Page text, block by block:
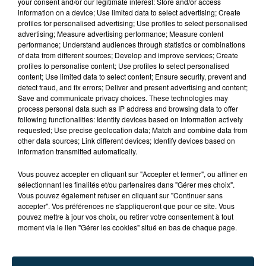
1h31
1h31 1h29
1h29
information on a device; Use limited data to select advertising; Create
profiles for personalised advertising; Use profiles to select personalised
advertising; Measure advertising performance; Measure content
performance; Understand audiences through statistics or combinations
of data from different sources; Develop and improve services; Create
profiles to personalise content; Use profiles to select personalised
content; Use limited data to select content; Ensure security, prevent and
detect fraud, and fix errors; Deliver and present advertising and content;
Save and communicate privacy choices. These technologies may
process personal data such as IP address and browsing data to offer
following functionalities: Identify devices based on information actively
requested; Use precise geolocation data; Match and combine data from
other data sources; Link different devices; Identify devices based on
information transmitted automatically.
Vous pouvez accepter en cliquant sur "Accepter et fermer", ou affiner en
sélectionnant les finalités et/ou partenaires dans "Gérer mes choix".
Vous pouvez également refuser en cliquant sur "Continuer sans
accepter". Vos préférences ne s'appliqueront que pour ce site. Vous
pouvez mettre à jour vos choix, ou retirer votre consentement à tout
moment via le lien "Gérer les cookies" situé en bas de chaque page.